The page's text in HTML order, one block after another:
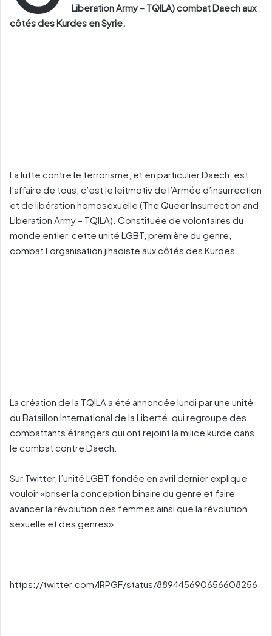
Liberation Army – TQILA) combat Daech aux
côtés des Kurdes en Syrie.
La lutte contre le terrorisme, et en particulier Daech, est
l’affaire de tous, c’est le leitmotiv de l’Armée d’insurrection
et de libération homosexuelle (The Queer Insurrection and
Liberation Army – TQILA). Constituée de volontaires du
monde entier, cette unité LGBT, première du genre,
combat l’organisation jihadiste aux côtés des Kurdes.
La création de la TQILA a été annoncée lundi par une unité
du Bataillon International de la Liberté, qui regroupe des
combattants étrangers qui ont rejoint la milice kurde dans
le combat contre Daech.
Sur Twitter, l’unité LGBT fondée en avril dernier explique
vouloir «briser la conception binaire du genre et faire
avancer la révolution des femmes ainsi que la révolution
sexuelle et des genres».
https://twitter.com/IRPGF/status/889445690656608256